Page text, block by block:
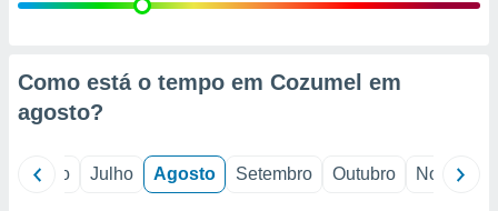
Como está o tempo em Cozumel em
agosto?
Junho Julho Agosto Setembro Outubro Novembro